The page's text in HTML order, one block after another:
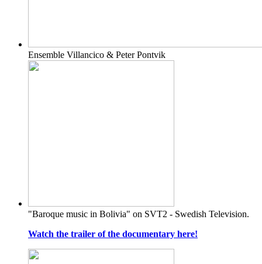
Ensemble Villancico & Peter Pontvik
"Baroque music in Bolivia" on SVT2 - Swedish Television.
Watch the trailer of the documentary here!